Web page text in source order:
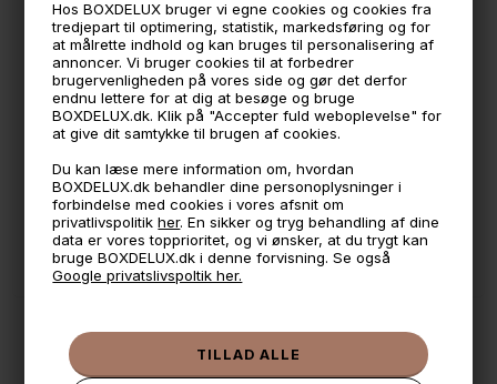
Hos BOXDELUX bruger vi egne cookies og cookies fra
tredjepart til optimering, statistik, markedsføring og for
at målrette indhold og kan bruges til personalisering af
annoncer. Vi bruger cookies til at forbedrer
brugervenligheden på vores side og gør det derfor
endnu lettere for at dig at besøge og bruge
BOXDELUX.dk. Klik på "Accepter fuld weboplevelse" for
at give dit samtykke til brugen af cookies.
Du kan læse mere information om, hvordan
BOXDELUX.dk behandler dine personoplysninger i
forbindelse med cookies i vores afsnit om
privatlivspolitikher. En sikker og tryg behandling af dine
data er vores topprioritet, og vi ønsker, at du trygt kan
bruge BOXDELUX.dk i denne forvisning. Se også
Google privatslivspoltik her.
🕚 Bestil inden 11 & vi sender samme dag på hverdage
🧺 Kan du lægge varen i kurven, er den på lager
🌟 4,9 med over 1200 anmeldelser ★★★★★
📦 Fragtfri v. køb over 999,- ellers fra 49,- med GLS
💳 Betal med
📱 Kundeservice 50446800 (9-12)
Kundeservicemail@boxdelux.dk(24/7)
ANDRE IDÉER